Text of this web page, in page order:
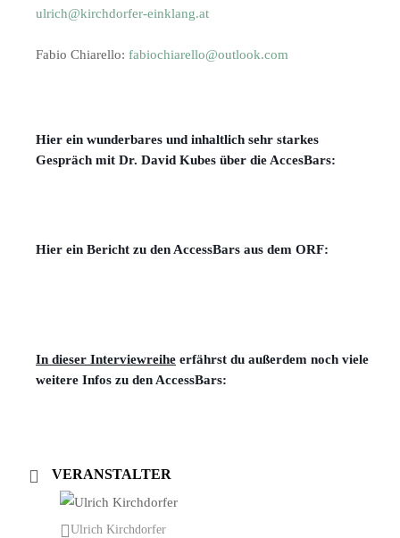
ulrich@kirchdorfer-einklang.at
Fabio Chiarello: fabiochiarello@outlook.com
Hier ein wunderbares und inhaltlich sehr starkes
Gespräch mit Dr. David Kubes über die AccesBars:
Hier ein Bericht zu den AccessBars aus dem ORF:
In dieser Interviewreihe erfährst du außerdem noch viele
weitere Infos zu den AccessBars:
VERANSTALTER
Ulrich Kirchdorfer